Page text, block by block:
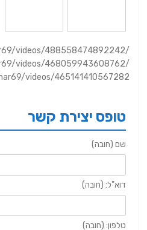
videos/488558474892242/
videos/468059943608762/
videos/465141410567282/
טופס יצירת קשר
שם (חובה)
דוא"ל: (חובה)
טלפון: (חובה)